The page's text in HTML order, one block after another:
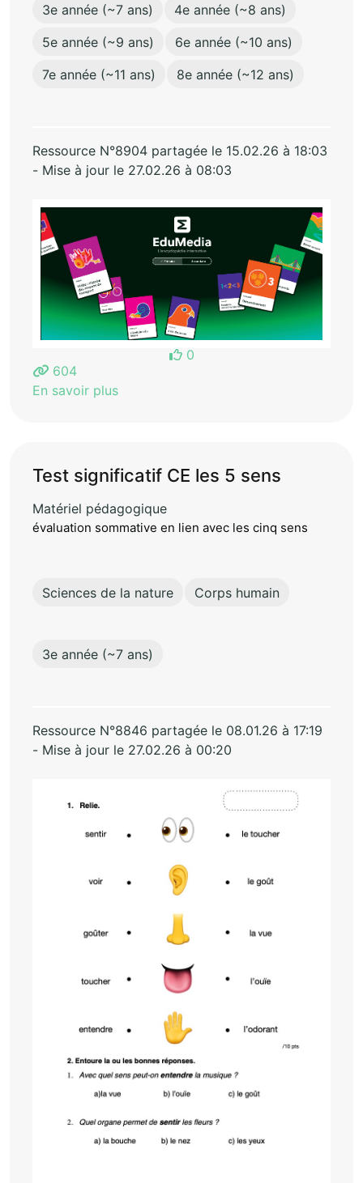
3e année (~7 ans)
4e année (~8 ans)
5e année (~9 ans)
6e année (~10 ans)
7e année (~11 ans)
8e année (~12 ans)
Ressource N°8904 partagée le 15.02.26 à 18:03
- Mise à jour le 27.02.26 à 08:03
0
604
En savoir plus
Test significatif CE les 5 sens
Matériel pédagogique
évaluation sommative en lien avec les cinq sens
Sciences de la nature Corps humain
3e année (~7 ans)
Ressource N°8846 partagée le 08.01.26 à 17:19
- Mise à jour le 27.02.26 à 00:20